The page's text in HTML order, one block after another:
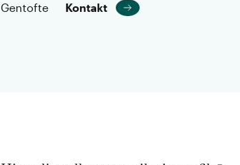
Gentofte Kontakt